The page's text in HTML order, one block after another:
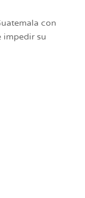
con
impedir su